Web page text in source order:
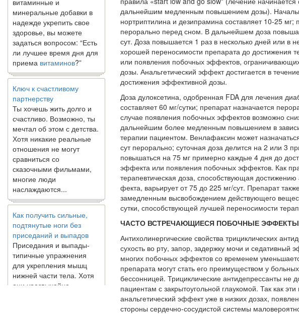
надежде укрепить свое
здоровье, вы можете
задаться вопросом: “Есть
ли лучшее время дня для
приемавитаминов?”
Ключ к счастливому
партнерству
Ты хочешь жить долго и
счастливо. Возможно, ты
мечтал об этом с детства.
Хотя никакие реальные
отношения не могут
сравниться со
сказочными фильмами,
многие люди
наслаждаются...
Как получить сильные,
подтянутые ноги без
приседаний и выпадов
Приседания и выпады-
типичные упражнения
для укрепления мышц
нижней части тела. Хотя
они чрезвычайно
распространены, они не
дальнейшим медленным повы­шением дозы).
нортриптилина и дезипрамина составляет 10-25
перорально перед сном. В дальнейшем доза
сут. Доза повышается 1 раз в несколько дней или в
хорошей переносимости препарата до достижения
или появления побочных эффектов,
дозы. Анальгети­ческий эффект достигается в
достижения эффективной дозы.
Доза дулоксетина, одобренная FDA для ле­чения
составляет 60 мг/сутки; препарат назначается
случае появления побочных эффектов возможно
дальнейшим более медленным повышением в
терапии паци­ентом. Венлафаксин может
сут перорально; суточная доза делится на 2 или 3
повышаться на 75 мг примерно каждые 4 дня до
эффекта или появления побочных эффектов. Как
терапевтическая доза, способ­ствующая
фекта, варьирует от 75 до 225 мг/сут. Препа­рат
замедленным высвобождением действующего
сутки, способствующей лучшей переносимости
ЧАСТО ВСТРЕЧАЮЩИЕСЯ ПОБОЧНЫЕ ЭФФЕКТЫ
Антихолинергические свойства трицикли­ческих
сухость во рту, запор, задержку мочи и седативный
многих побочных эф­фектов со временем
препарата могут стать его преимуще­ством у
бессонницей. Трициклические антидепрессанты не
пациентам с закрытоугольной глаукомой. Так как
анальгетический эффект уже в низких до­зах,
стороны сердечно-сосудистой системы